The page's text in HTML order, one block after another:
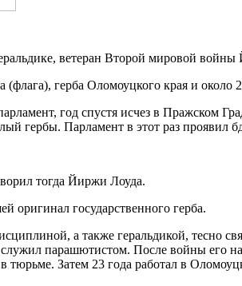
ветеран Второй мировой
герба Оломоуцкого края и
год спустя исчез в Пражском
гербы. Парламент в этот раз проявил
тогда Йиржи Лоуда.
оригинал государственного герба.
а также геральдикой, тесно
парашютистом. После войны его
тюрьме. Затем 23 года работал в